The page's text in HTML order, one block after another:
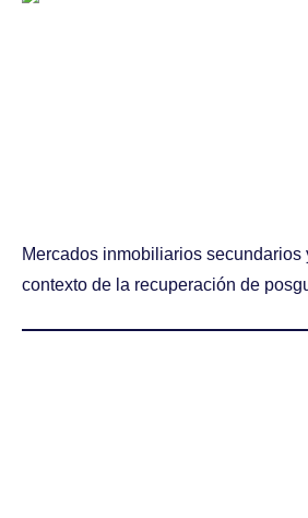
Mercados inmobiliarios secundarios
contexto de la recuperación de